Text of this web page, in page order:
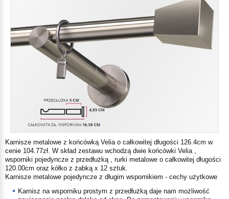
Karnisze metalowe z końcówką Velia o całkowitej długości 126.4cm w
cenie 104.77zł. W skład zestawu wchodzą dwie końcówki Velia ,
wsporniki pojedyncze z przedłużką , rurki metalowe o całkowitej długości
120.00cm oraz kółko z żabką x 12 sztuk.
Karnisze metalowe pojedyncze z długim wspornikiem - cechy użytkowe
Karnisz na wsporniku prostym z przedłużką daje nam możliwość